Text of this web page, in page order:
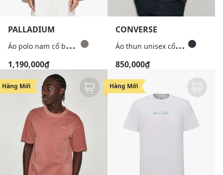
PALLADIUM
Á
o polo nam cổ bẻ tay dài Palladium x Beuter
1,190,000₫
CONVERSE
Á
o thun unisex cổ tròn tay ngắn Embroidered
850,000₫
Hàng Mới Hàng Mới